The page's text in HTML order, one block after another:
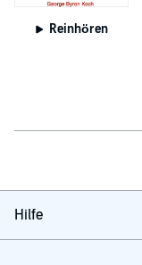
Reinhören
Hilfe